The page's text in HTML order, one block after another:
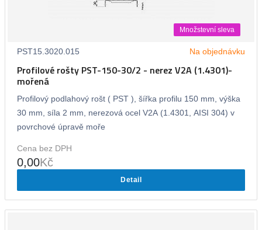
Množstevní sleva
PST15.3020.015 Na objednávku
Profilové rošty PST-150-30/2 - nerez V2A (1.4301)-
mořená
Profilový podlahový rošt ( PST ), šířka profilu 150 mm, výška
30 mm, síla 2 mm, nerezová ocel V2A (1.4301, AISI 304) v
povrchové úpravě moře
Cena bez DPH
0,00Kč
Detail